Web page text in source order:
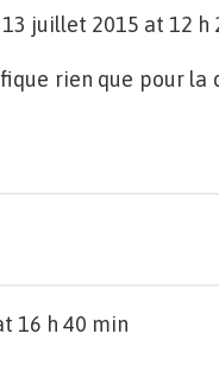
13 juillet 2015 at 12 h
rien que pour
16 h 40 min